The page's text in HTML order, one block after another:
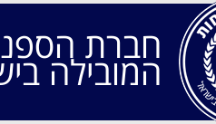
חברת
המובילה